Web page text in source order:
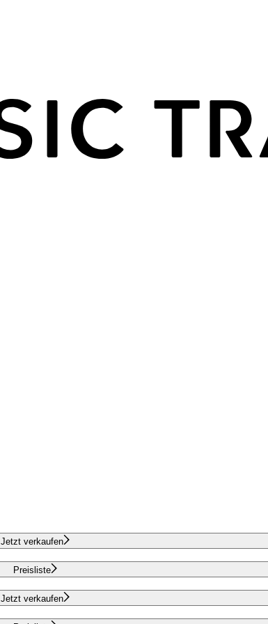
Jetzt verkaufen
Preisliste
Jetzt verkaufen